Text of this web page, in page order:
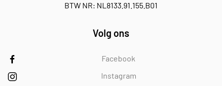
BTW NR: NL8133.91.155.B01
Volg ons
Facebook
Instagram